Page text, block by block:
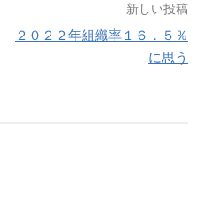
新しい投稿
２０２２年組織率１６．５％
に思う